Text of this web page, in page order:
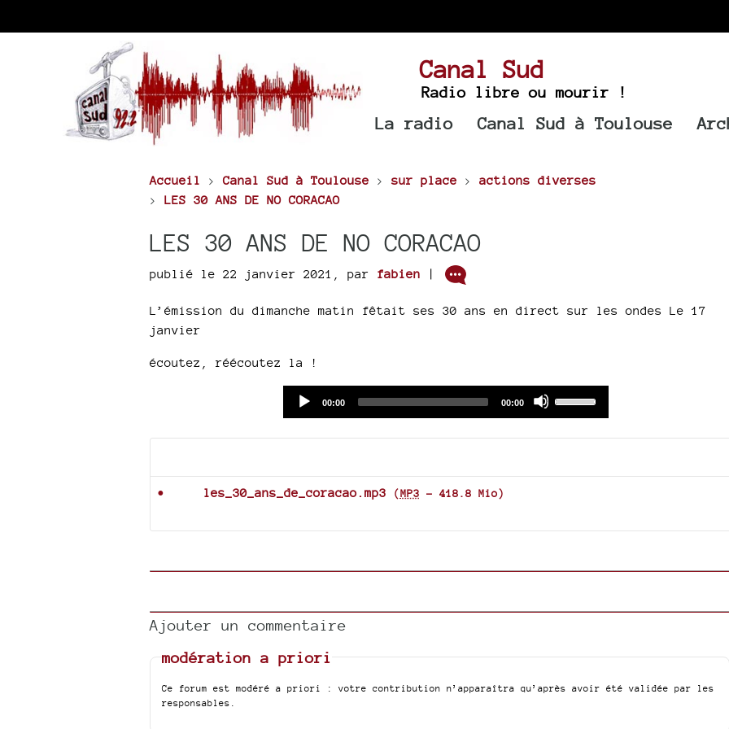
Canal Sud
Radio libre ou mourir !
La radio Canal Sud à Toulouse
Accueil >Canal Sud à Toulouse > sur place > actions diverses
> LES 30 ANS DE NO CORACAO
LES 30 ANS DE NO CORACAO
publié le 22 janvier 2021 par fabien |
L’émission du dimanche matin fêtait ses 30 ans en direct sur les ondes Le 17
janvier
écoutez, réécoutez la !
Current
00:00
Total
00:00
decrease
les_30_ans_de_coracao.mp3 (MP3 - 418.8 Mio)
Ajouter un commentaire
modération a priori
Ce forum est modéré a priori : votre contribution n’apparaîtra qu’après avoir été validée par les
responsables.